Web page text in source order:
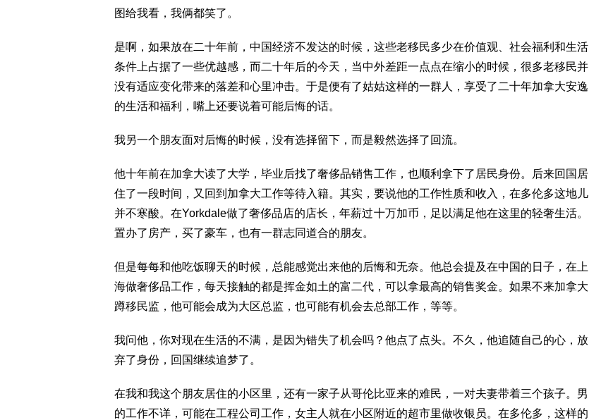
图给我看，我俩都笑了。
是啊，如果放在二十年前，中国经济不发达的时候，这些老移民多少在价值观、社会福利和生活
条件上占据了一些优越感，而二十年后的今天，当中外差距一点点在缩小的时候，很多老移民并
没有适应变化带来的落差和心里冲击。于是便有了姑姑这样的一群人，享受了二十年加拿大安逸
的生活和福利，嘴上还要说着可能后悔的话。
我另一个朋友面对后悔的时候，没有选择留下，而是毅然选择了回流。
他十年前在加拿大读了大学，毕业后找了奢侈品销售工作，也顺利拿下了居民身份。后来回国居
住了一段时间，又回到加拿大工作等待入籍。其实，要说他的工作性质和收入，在多伦多这地儿
并不寒酸。在Yorkdale做了奢侈品店的店长，年薪过十万加币，足以满足他在这里的轻奢生活。
置办了房产，买了豪车，也有一群志同道合的朋友。
但是每每和他吃饭聊天的时候，总能感觉出来他的后悔和无奈。他总会提及在中国的日子，在上
海做奢侈品工作，每天接触的都是挥金如土的富二代，可以拿最高的销售奖金。如果不来加拿大
蹲移民监，他可能会成为大区总监，也可能有机会去总部工作，等等。
我问他，你对现在生活的不满，是因为错失了机会吗？他点了点头。不久，他追随自己的心，放
弃了身份，回国继续追梦了。
在我和我这个朋友居住的小区里，还有一家子从哥伦比亚来的难民，一对夫妻带着三个孩子。男
的工作不详，可能在工程公司工作，女主人就在小区附近的超市里做收银员。在多伦多，这样的